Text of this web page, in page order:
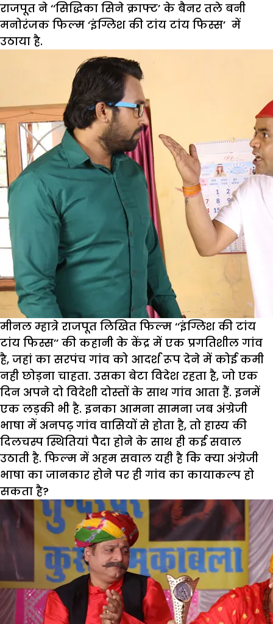
राजपूत ने ‘‘सिद्धिका सिने क्राफ्ट’ के बैनर तले बनी
मनोरंजक फिल्म ‘इंग्लिश की टांय टांय फिस्स’ में
उठाया है.
मीनल म्हात्रे राजपूत लिखित फिल्म ‘‘इंग्लिश की टांय
टांय फिस्स’’ की कहानी के केंद्र में एक प्रगतिशील गांव
है, जहां का सरपंच गांव को आदर्श रूप देने में कोई कमी
नही छोड़ना चाहता. उसका बेटा विदेश रहता है, जो एक
दिन अपने दो विदेशी दोस्तों के साथ गांव आता हैं. इनमें
एक लड़की भी है. इनका आमना सामना जब अंग्रेजी
भाषा में अनपढ़ गांव वासियों से होता है, तो हास्य की
दिलचस्प स्थितियां पैदा होने के साथ ही कई सवाल
उठाती है. फिल्म में अहम सवाल यही है कि क्या अंग्रेजी
भाषा का जानकार होने पर ही गांव का कायाकल्प हो
सकता है?